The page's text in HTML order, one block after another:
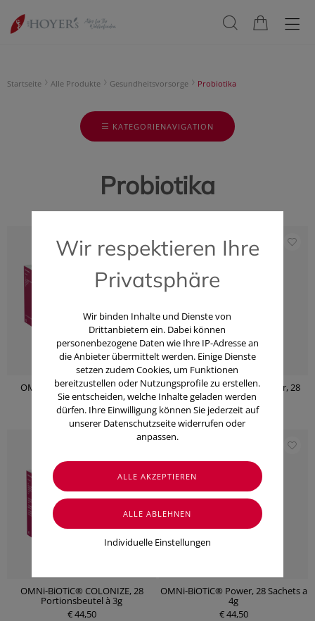
Startseite Alle Produkte Gesundheitsvorsorge Probiotika
KATEGORIENAVIGATION
Probiotika
OMNi-BiOTiC® COLONIZE, 56
Portionsbeutel à 3g
€ 79,95
OMNi-BiOTiC® Stress Repair, 28
Sachets a 3g
€ 44,50
OMNi-BiOTiC® COLONIZE, 28
Portionsbeutel à 3g
€ 44,50
OMNi-BiOTiC® Power, 28 Sachets a
4g
€ 44,50
Wir respektieren Ihre
Privatsphäre
Wir binden Inhalte und Dienste von
Drittanbietern ein. Dabei können
personenbezogene Daten wie Ihre IP-Adresse an
die Anbieter übermittelt werden. Einige Dienste
setzen zudem Cookies, um Funktionen
bereitzustellen oder Nutzungsprofile zu erstellen.
Sie entscheiden, welche Inhalte geladen werden
dürfen. Ihre Einwilligung können Sie jederzeit auf
unserer Datenschutzseite widerrufen oder
anpassen.
Individuelle Einstellungen